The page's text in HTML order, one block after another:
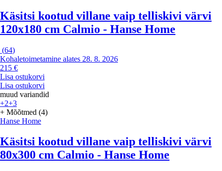
Käsitsi kootud villane vaip telliskivi värvi
120x180 cm Calmio - Hanse Home
(64)
Kohaletoimetamine alates 28. 8. 2026
215 €
Lisa ostukorvi
Lisa ostukorvi
muud variandid
+2+3
+ Mõõtmed (4)
Hanse Home
Käsitsi kootud villane vaip telliskivi värvi
80x300 cm Calmio - Hanse Home